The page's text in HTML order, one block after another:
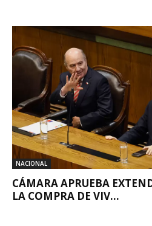
NACIONAL
CÁMARA APRUEBA
LA COMPRA DE VIV...